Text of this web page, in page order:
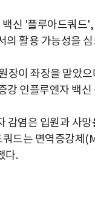
신 '플루아드쿼드
활용 가능성을
장이 좌장을 맡았
강 인플루엔자 백
염은 입원과 사
드는 면역증강제
다.